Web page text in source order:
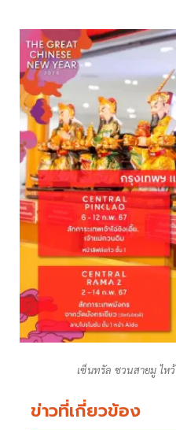
เซ็นทรัล ชวนสายมู ไห
ข่าวที่เกี่ยวข้อง